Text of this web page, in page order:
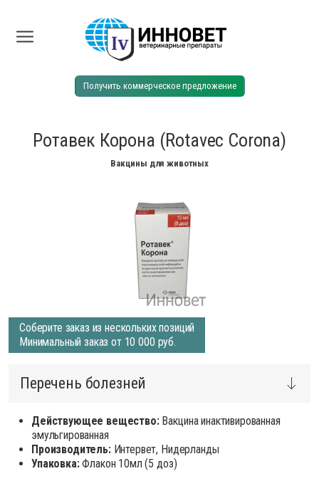
Получить коммерческое предложение
Ротавек Корона (Rotavec Corona)
Вакцины для животных
Соберите заказ из нескольких позиций
Минимальный заказ от 10 000 руб.
Перечень болезней
Действующее вещество:Вакцина инактивированная
эмульгированная
Производитель:Интервет, Нидерланды
Упаковка:Флакон 10мл (5 доз)